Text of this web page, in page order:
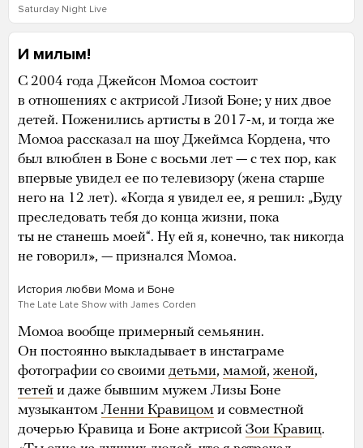
Saturday Night Live
И милым!
С 2004 года Джейсон Момоа состоит
в отношениях с актрисой Лизой Боне; у них двое
детей. Поженились артисты в 2017-м, и тогда же
Момоа рассказал на шоу Джеймса Кордена, что
был влюблен в Боне с восьми лет — с тех пор, как
впервые увидел ее по телевизору (жена старше
него на 12 лет). «Когда я увидел ее, я решил: „Буду
преследовать тебя до конца жизни, пока
ты не станешь моей“. Ну ей я, конечно, так никогда
не говорил», — признался Момоа.
История любви Мома и Боне
The Late Late Show with James Corden
Момоа вообще примерный семьянин.
Он постоянно выкладывает в инстаграме
фотографии со своими детьми, мамой, женой,
тетей и даже бывшим мужем Лизы Боне
музыкантом Ленни Кравицом и совместной
дочерью Кравица и Боне актрисой Зои Кравиц.